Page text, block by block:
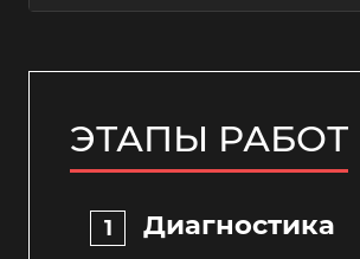
ЭТАПЫ РАБОТ
Диагностика